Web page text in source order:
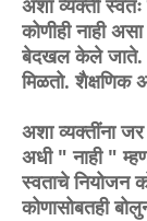
अशा व्यक्ती
कोणीही नाही
बेदखल केले जाते.
मिळतो. शैक्षणिक
अशा व्यक्तींना
अधी " नाही "
स्वताचेनियोजन
कोणासोबतही